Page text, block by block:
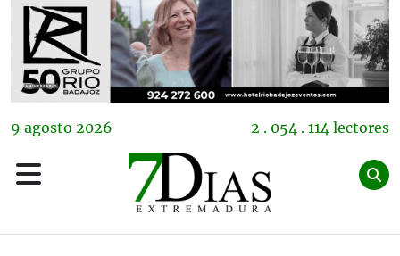
9 agosto 2026 2 . 054 . 114 lectores